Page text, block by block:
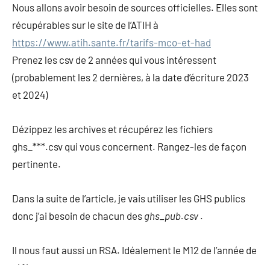
Nous allons avoir besoin de sources officielles. Elles sont
récupérables sur le site de l’ATIH à
https://www.atih.sante.fr/tarifs-mco-et-had
Prenez les csv de 2 années qui vous intéressent
(probablement les 2 dernières, à la date d’écriture 2023
et 2024)
Dézippez les archives et récupérez les fichiers
ghs_***.csv qui vous concernent. Rangez-les de façon
pertinente.
Dans la suite de l’article, je vais utiliser les GHS publics
donc j’ai besoin de chacun des ghs_pub.csv .
Il nous faut aussi un RSA. Idéalement le M12 de l’année de